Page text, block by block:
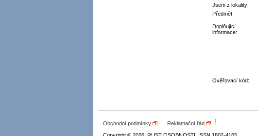
Jsem z lokality:
Předmět:
Doplňující
informace:
Ověřovací kód:
Obchodní podmínky
Reklamační řád